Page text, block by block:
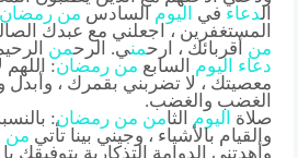
دعاء في اليوم السادس من رمضان
المستغفرين ، اجعلني مع عبدك
من أقربائك ، ارحمني. الرحمن
دعاء
اليوم السابع من رمضان:
معصيتك ، لا تضربني بقمرك ،
الغضب والغضب.
صلاة
اليوم الثا من من رمضان:
والقيام بالأشياء ، وجيني بينا تأتي من
وأهدتني الدوامة التذكارية بتوفيقك